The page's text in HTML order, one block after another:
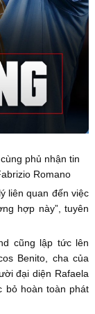
phủ nhận tin
Romano
liên quan đến việc
hợp này”, tuyên
cũng lập tức lên
Benito, cha của
đại diện Rafaela
bỏ hoàn toàn phát